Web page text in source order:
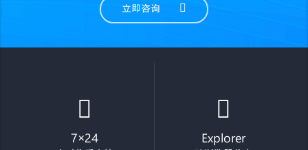
立即咨询
7×24 Explorer